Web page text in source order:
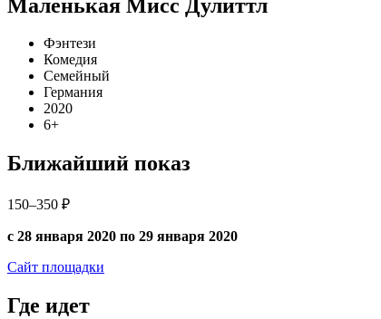
Маленькая Мисс Дулиттл
Фэнтези
Комедия
Семейный
Германия
2020
6+
Ближайший показ
150–350 ₽
с 28 января 2020 по 29 января 2020
Сайт площадки
Где идет